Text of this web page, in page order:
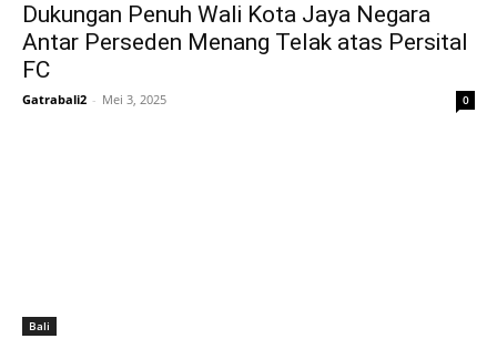
Dukungan Penuh Wali Kota Jaya Negara
Antar Perseden Menang Telak atas Persital
FC
Gatrabali2 - Mei 3, 2025 0
Bali